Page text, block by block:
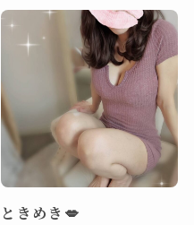
ときめき💋